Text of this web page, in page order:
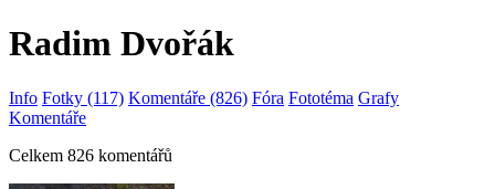
Radim Dvořák
Info Fotky (117) Komentáře (826) Fóra Fototéma Grafy
Komentáře
Celkem 826 komentářů